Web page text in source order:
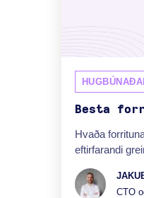
Besta
Hvaða
eftirfarandi
CTO